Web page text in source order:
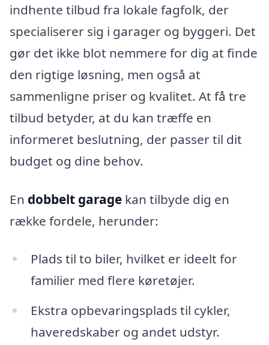
indhente tilbud fra lokale fagfolk, der
specialiserer sig i garager og byggeri. Det
gør det ikke blot nemmere for dig at finde
den rigtige løsning, men også at
sammenligne priser og kvalitet. At få tre
tilbud betyder, at du kan træffe en
informeret beslutning, der passer til dit
budget og dine behov.
En dobbelt garage kan tilbyde dig en
række fordele, herunder:
Plads til to biler, hvilket er ideelt for
familier med flere køretøjer.
Ekstra opbevaringsplads til cykler,
haveredskaber og andet udstyr.